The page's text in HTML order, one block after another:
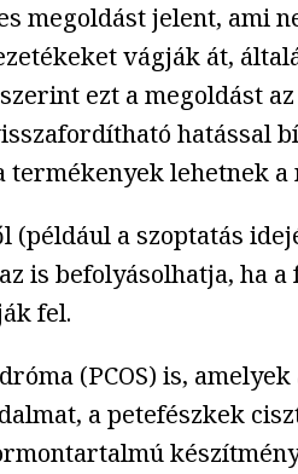
megoldást jelent, ami
vágják át,
szerint ezt a megoldást
hatással
termékenyek lehetnek a
a szoptatás
is befolyásolhatja, ha a
fel.
(PCOS) is,
a petefészkek